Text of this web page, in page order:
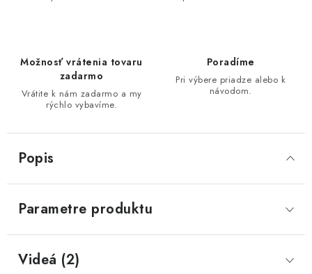
Možnosť vrátenia tovaru
zadarmo
Vrátite k nám zadarmo a my
rýchlo vybavíme.
Poradíme
Pri výbere priadze alebo k
návodom.
Popis
Parametre produktu
Videá (2)